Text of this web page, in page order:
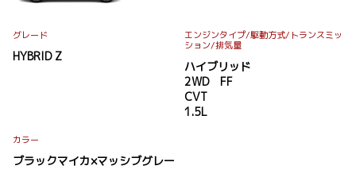
グレード
HYBRID Z
エンジンタイプ/駆動方式/ トランスミッ
ション/排気量
ハイブリッド
2WD FF
CVT
1.5L
カラー
ブラックマイカ×マッシブグレー